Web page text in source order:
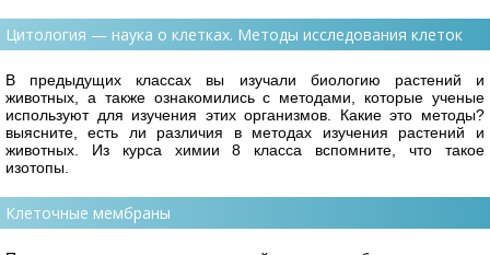
Цитология — наука о клетках. Методы исследования клеток
В предыдущих классах вы изучали биологию растений и
животных, а также ознакомились с методами, которые ученые
используют для изучения этих организмов. Какие это методы?
выясните, есть ли различия в методах изучения растений и
животных. Из курса химии 8 класса вспомните, что такое
изотопы.
Клеточные мембраны